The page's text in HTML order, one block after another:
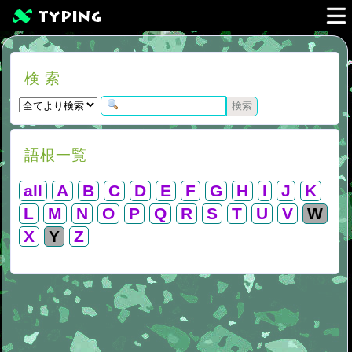
検 索
語根一覧
all A B C D E F G H I J
K
L
M N O P Q R S T U V
W
X
Y Z